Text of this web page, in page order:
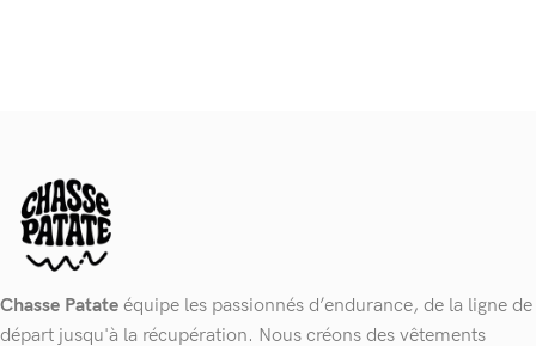
Chasse Patate équipe les passionnés d’endurance, de la ligne de
départ jusqu'à la récupération. Nous créons des vêtements